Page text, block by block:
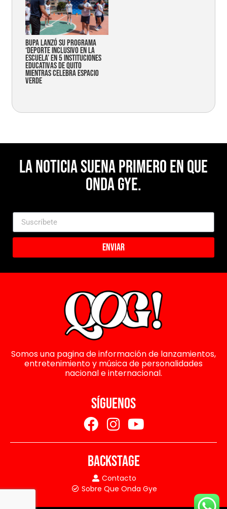
Bupa lanzó su programa
‘Deporte Inclusivo en la
Escuela’ en 5 instituciones
educativas de Quito
mientras celebra espacio
verde
La noticia suena primero en Que
Onda Gye.
Enviar
Somos una pagina de información de lanzamientos,
entretenimiento y música de personalidades
nacional e internacional.
SÍGUENOS
BACKSTAGE
Contacto
Sobre Que Onda Gye